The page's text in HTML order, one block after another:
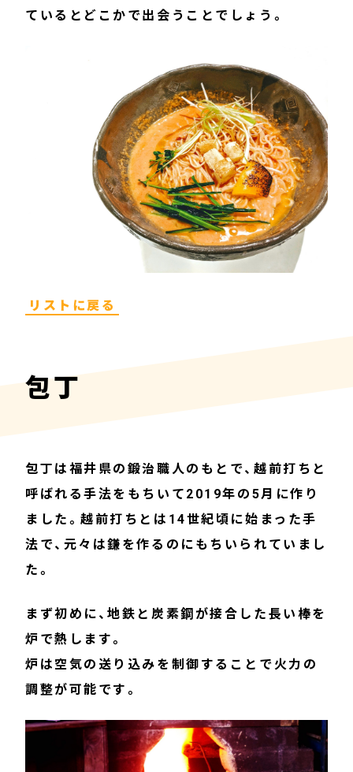
ているとどこかで出会うことでしょう。
リストに戻る
包丁
包丁は福井県の鍛治職人のもとで、越前打ちと
呼ばれる手法をもちいて2019年の5月に作り
ました。越前打ちとは14世紀頃に始まった手
法で、元々は鎌を作るのにもちいられていまし
た。
まず初めに、地鉄と炭素鋼が接合した長い棒を
炉で熱します。
炉は空気の送り込みを制御することで火力の
調整が可能です。